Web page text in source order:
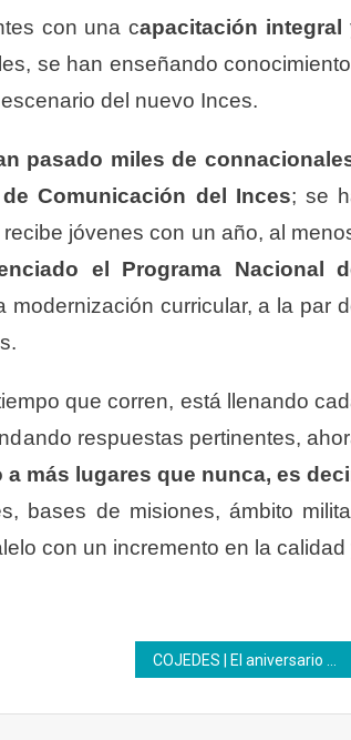
con una capacitación integral
se han enseñando
del nuevo Inces.
pasado miles de
Comunicación del Inces; se
jóvenes con un año, al
el Programa Nacional
curricular, a la par
que corren, está llenando
respuestas pertinentes,
a más lugares que nunca, es
bases de misiones, ámbito
con un incremento en la calidad